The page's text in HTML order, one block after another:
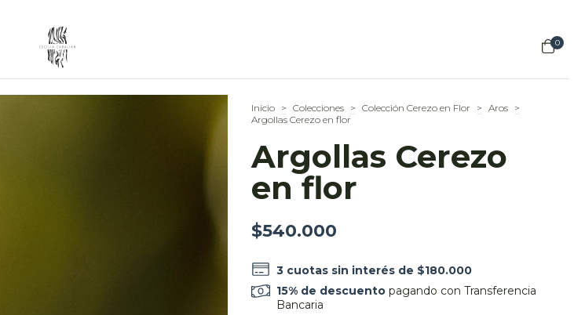
0
Inicio > Colecciones > Colección Cerezo en Flor > Aros >
Argollas Cerezo en flor
Argollas Cerezo
en flor
$540.000
3 cuotas sin interés de $180.000
15% de descuentopagando con Transferencia
Bancaria